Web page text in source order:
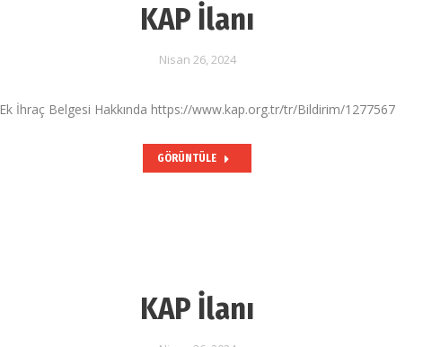
KAP İlanı
Nisan 26, 2024
Ek İhraç Belgesi Hakkında https://www.kap.org.tr/tr/Bildirim/1277567
GÖRÜNTÜLE
KAP İlanı